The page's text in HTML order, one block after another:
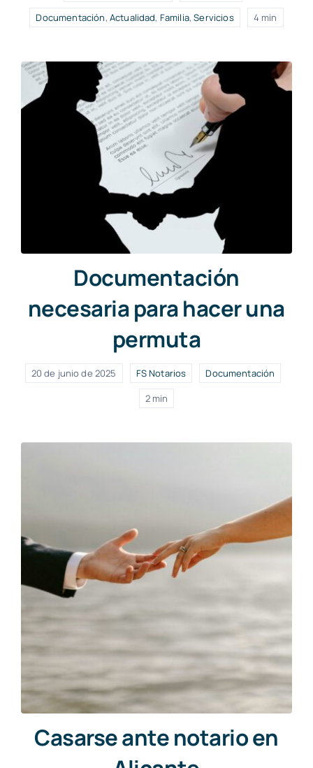
Documentación, Actualidad, Familia,Servicios 4 min
Documentación
necesaria para hacer una
permuta
20 de junio de 2025 FS Notarios
Documentación
2 min
Casarse ante notario en